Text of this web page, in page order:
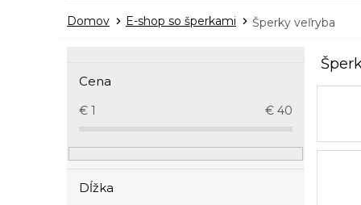
Domov E-shop so šperkami Šperky veľryba
p
a
Cena
€ 1 € 40
Dĺžka